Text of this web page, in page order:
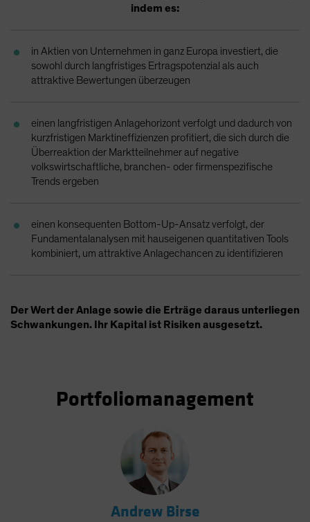
South Korea - 대한민국
Sweden
Switzerland
UK
United States (US Citizens)
US (Non-US Citizens/NRC)
indem es:
in Aktien von Unternehmen in ganz Europa investiert, die
sowohl durch langfristiges Ertragspotenzial als auch
attraktive Bewertungen überzeugen
einen langfristigen Anlagehorizont verfolgt und dadurch von
kurzfristigen Marktineffizienzen profitiert, die sich durch die
Überreaktion der Marktteilnehmer auf negative
volkswirtschaftliche, branchen- oder firmenspezifische
Trends ergeben
einen konsequenten Bottom-Up-Ansatz verfolgt, der
Fundamentalanalysen mit hauseigenen quantitativen Tools
kombiniert, um attraktive Anlagechancen zu identifizieren
Der Wert der Anlage sowie die Erträge daraus unterliegen
Schwankungen. Ihr Kapital ist Risiken ausgesetzt.
Portfoliomanagement
Andrew Birse